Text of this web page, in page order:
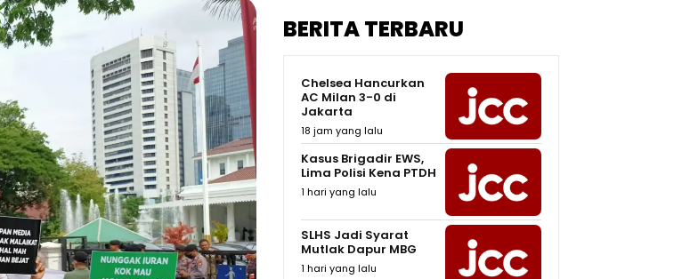
BERITA TERBARU
Chelsea Hancurkan
AC Milan 3-0 di
Jakarta
18 jam yang lalu
Kasus Brigadir EWS,
Lima Polisi Kena PTDH
1 hari yang lalu
SLHS Jadi Syarat
Mutlak Dapur MBG
1 hari yang lalu